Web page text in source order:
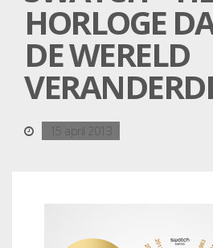
HORLOGE
DE WERELD
15 april 2013